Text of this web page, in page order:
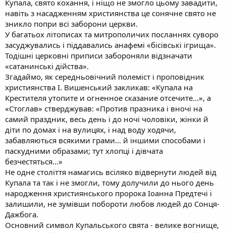
Купала, свято кохання, і ніщо не змогло цьому завадити,
навіть з насадженням християнства це сонячне свято не
зникло попри всі заборони церкви.
У багатьох літописах та митрополичих посланнях суворо
засуджувались і піддавались анафемі «бісівські ігрища».
Тодішні церковні приписи забороняли відзначати
«сатанинські дійства».
Згадаймо, як середньовічний полеміст і проповідник
християнства І. Вишенський закликав: «Купала на
Крестителя утопите и огненное сказание отсечите...», а
«Стоглав» стверджував: «Против празника і вночі на
самий праздник, весь день і до ночі чоловіки, жінки й
діти по домах і на вулицях, і над воду ходячи,
забавляються всякими грами... й іншими способами і
паскудними образами; тут хлопці і дівчата
безчестяться...»
Не одне століття намагись всіляко відвернути людей від
Купала та так і не змогли, тому долучили до нього день
народження християнського пророка Іоанна Предтечі і
залишили, не зумівши побороти любов людей до Сонця-
Дажбога.
Основний символ Купальського свята - велике вогнище,